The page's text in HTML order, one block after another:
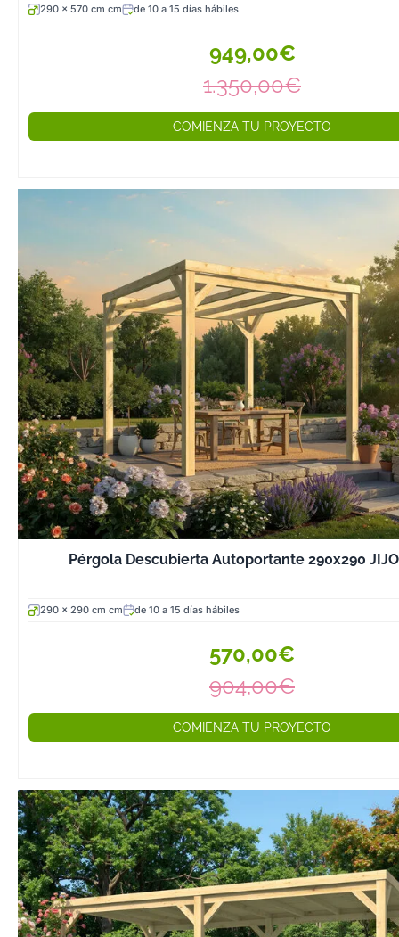
290 x 570 cm cm de 10 a 15 días hábiles
949,00€
1.350,00€
COMIENZA TU PROYECTO
Pérgola Descubierta Autoportante 290x290
290 x 290 cm cm de 10 a 15 días hábiles
570,00€
904,00€
COMIENZA TU PROYECTO